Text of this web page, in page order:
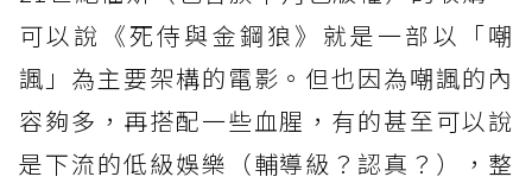
可以說《死侍與金鋼狼》就是一部以「嘲
諷」為主要架構的電影。但也因為嘲諷的內
容夠多，再搭配一些血腥，有的甚至可以說
是下流的低級娛樂（輔導級？認真？），整